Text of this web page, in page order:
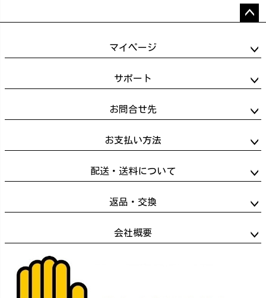
ップ
マイページ
サポート
お問合せ先
お支払い方法
配送・送料について
返品・交換
会社概要